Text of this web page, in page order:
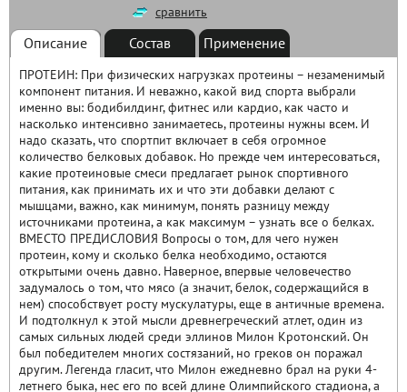
сравнить
Описание Состав Применение
ПРОТЕИН: При физических нагрузках протеины – незаменимый
компонент питания. И неважно, какой вид спорта выбрали
именно вы: бодибилдинг, фитнес или кардио, как часто и
насколько интенсивно занимаетесь, протеины нужны всем. И
надо сказать, что спортпит включает в себя огромное
количество белковых добавок. Но прежде чем интересоваться,
какие протеиновые смеси предлагает рынок спортивного
питания, как принимать их и что эти добавки делают с
мышцами, важно, как минимум, понять разницу между
источниками протеина, а как максимум – узнать все о белках.
ВМЕСТО ПРЕДИСЛОВИЯ Вопросы о том, для чего нужен
протеин, кому и сколько белка необходимо, остаются
открытыми очень давно. Наверное, впервые человечество
задумалось о том, что мясо (а значит, белок, содержащийся в
нем) способствует росту мускулатуры, еще в античные времена.
И подтолкнул к этой мысли древнегреческий атлет, один из
самых сильных людей среди эллинов Милон Кротонский. Он
был победителем многих состязаний, но греков он поражал
другим. Легенда гласит, что Милон ежедневно брал на руки 4-
летнего быка, нес его по всей длине Олимпийского стадиона, а